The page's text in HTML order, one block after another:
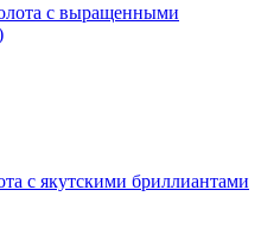
с выращенными
с якутскими бриллиантами